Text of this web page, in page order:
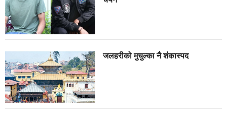
जलहरीको मुचुल्का नै शंंकास्पद